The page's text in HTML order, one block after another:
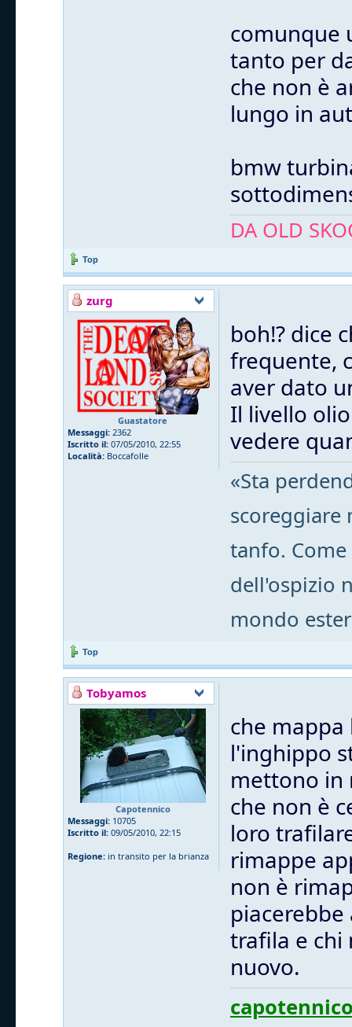
comunque
tanto per
che non è
lungo in
bmw
DA OLD
Top
zurg
Guastatore
Messaggi: 2362
Iscritto il: 07/05/2010, 22:55
Località: Boccafolle
boh!? dice
frequente,
aver dato
Il livello
vedere
«Sta
tanfo.
dell'ospizio
mondo
Top
Tobyamos
Capotennico
Messaggi: 10705
Iscritto il: 09/05/2010, 22:15
Regione: in transito per la brianza
che mappa
l'inghippo
mettono in
che non è
loro
rimappe
non è
piacerebbe
trafila e chi
nuovo.